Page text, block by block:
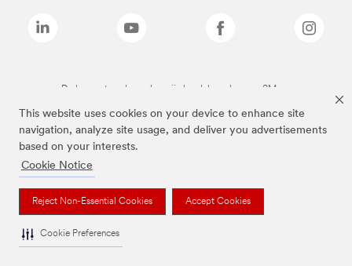
This website uses cookies on your device to enhance site
navigation, analyze site usage, and deliver you advertisements
based on your interests.
Cookie Notice
Reject Non-Essential Cookies Accept Cookies
Cookie Preferences
De bovenstaande merken zijn handelsmerken van 3M.we